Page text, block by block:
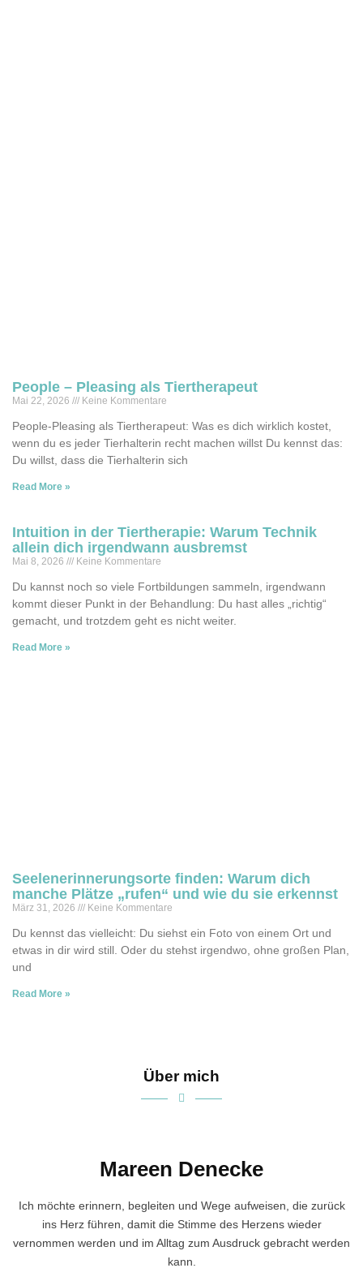
People – Pleasing als Tiertherapeut
Mai 22, 2026 Keine Kommentare
People-Pleasing als Tiertherapeut: Was es dich wirklich kostet,
wenn du es jeder Tierhalterin recht machen willst Du kennst das:
Du willst, dass die Tierhalterin sich
Read More »
Intuition in der Tiertherapie: Warum Technik
allein dich irgendwann ausbremst
Mai 8, 2026 Keine Kommentare
Du kannst noch so viele Fortbildungen sammeln, irgendwann
kommt dieser Punkt in der Behandlung: Du hast alles „richtig“
gemacht, und trotzdem geht es nicht weiter.
Read More »
Seelenerinnerungsorte finden: Warum dich
manche Plätze „rufen“ und wie du sie erkennst
März 31, 2026 Keine Kommentare
Du kennst das vielleicht: Du siehst ein Foto von einem Ort und
etwas in dir wird still. Oder du stehst irgendwo, ohne großen Plan,
und
Read More »
Über mich
Mareen Denecke
Ich möchte erinnern, begleiten und Wege aufweisen, die zurück
ins Herz führen, damit die Stimme des Herzens wieder
vernommen werden und im Alltag zum Ausdruck gebracht werden
kann.